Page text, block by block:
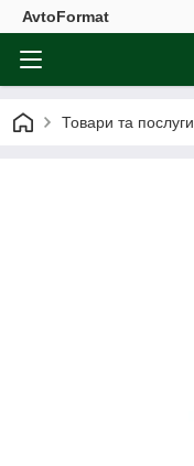
AvtoFormat
Товари та послуги